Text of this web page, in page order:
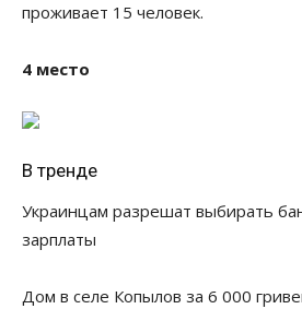
проживает 15 человек.
4 место
В тренде
Украинцам разрешат выбирать
зарплаты
Дом в селе Копылов за 6 000